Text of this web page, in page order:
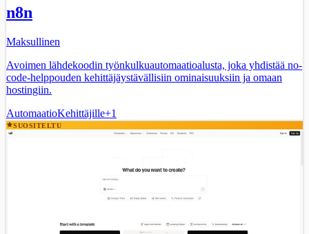
n8n
Maksullinen
Avoimen lähdekoodin työnkulkuautomaatioalusta, joka yhdistää no-
code-helppouden kehittäjäystävällisiin ominaisuuksiin ja omaan
hostingiin.
AutomaatioKehittäjille+1
SUOSITELTU